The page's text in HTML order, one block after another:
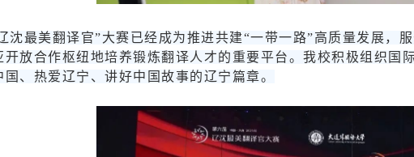
沈最美翻译官”大赛已经成为推进共建“一带一路”高质量发展，
开放合作枢纽地培养锻炼翻译人才的重要平台。我校积极组织国
国、热爱辽宁、讲好中国故事的辽宁篇章。